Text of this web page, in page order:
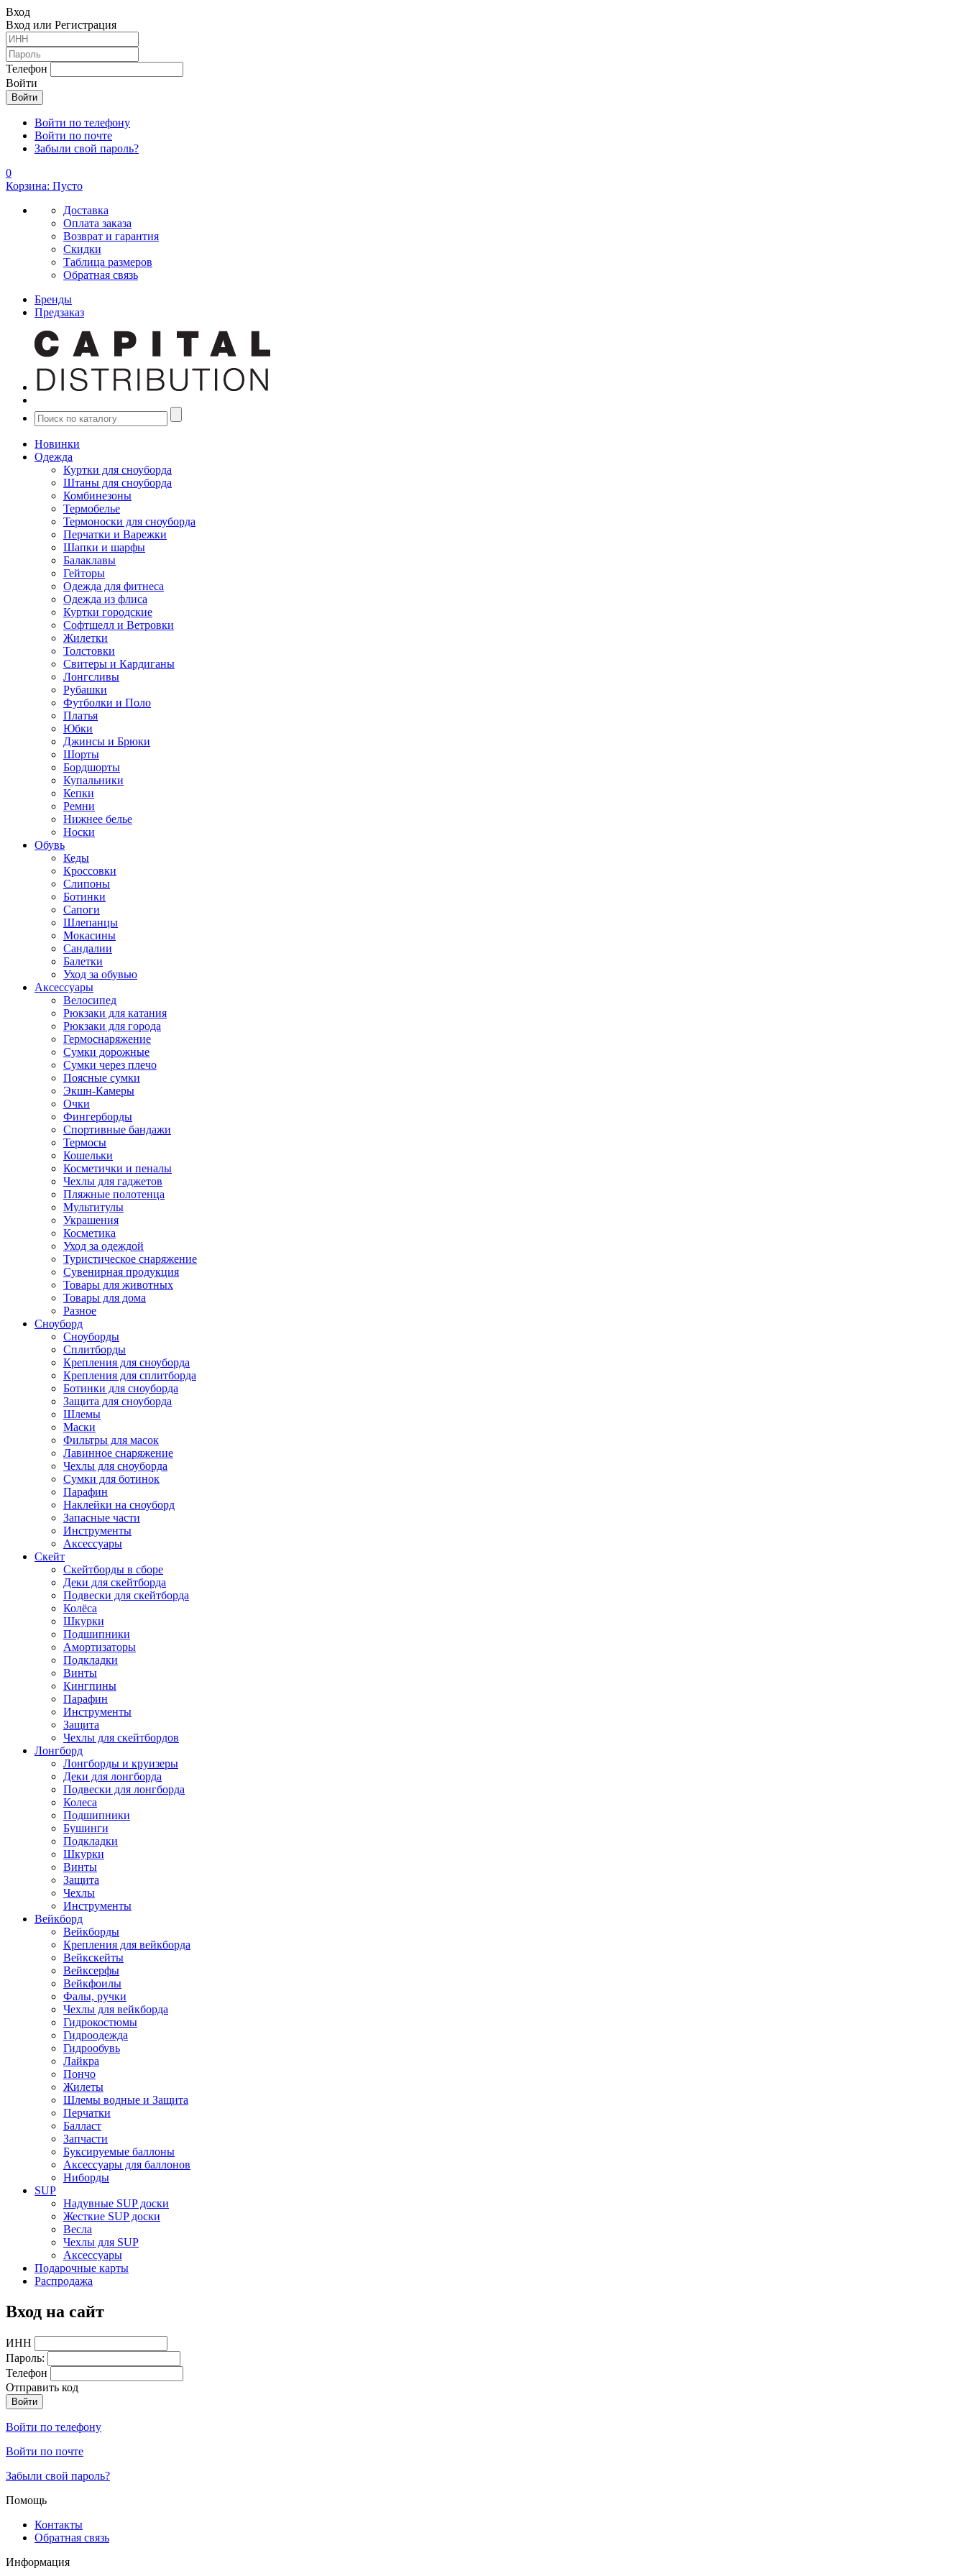
Вход
Вход или Регистрация
Телефон
Войти
Войти по телефону
Войти по почте
Забыли свой пароль?
0
Корзина: Пусто
Доставка
Оплата заказа
Возврат и гарантия
Скидки
Таблица размеров
Обратная связь
Бренды
Предзаказ
Новинки
Одежда
Куртки для сноуборда
Штаны для сноуборда
Комбинезоны
Термобелье
Термоноски для сноуборда
Перчатки и Варежки
Шапки и шарфы
Балаклавы
Гейторы
Одежда для фитнеса
Одежда из флиса
Куртки городские
Софтшелл и Ветровки
Жилетки
Толстовки
Свитеры и Кардиганы
Лонгсливы
Рубашки
Футболки и Поло
Платья
Юбки
Джинсы и Брюки
Шорты
Бордшорты
Купальники
Кепки
Ремни
Нижнее белье
Носки
Обувь
Кеды
Кроссовки
Слипоны
Ботинки
Сапоги
Шлепанцы
Мокасины
Сандалии
Балетки
Уход за обувью
Аксессуары
Велосипед
Рюкзаки для катания
Рюкзаки для города
Гермоснаряжение
Сумки дорожные
Сумки через плечо
Поясные сумки
Экшн-Камеры
Очки
Фингерборды
Спортивные бандажи
Термосы
Кошельки
Косметички и пеналы
Чехлы для гаджетов
Пляжные полотенца
Мультитулы
Украшения
Косметика
Уход за одеждой
Туристическое снаряжение
Сувенирная продукция
Товары для животных
Товары для дома
Разное
Сноуборд
Сноуборды
Сплитборды
Крепления для сноуборда
Крепления для сплитборда
Ботинки для сноуборда
Защита для сноуборда
Шлемы
Маски
Фильтры для масок
Лавинное снаряжение
Чехлы для сноуборда
Сумки для ботинок
Парафин
Наклейки на сноуборд
Запасные части
Инструменты
Аксессуары
Скейт
Скейтборды в сборе
Деки для скейтборда
Подвески для скейтборда
Колёса
Шкурки
Подшипники
Амортизаторы
Подкладки
Винты
Кингпины
Парафин
Инструменты
Защита
Чехлы для скейтбордов
Лонгборд
Лонгборды и круизеры
Деки для лонгборда
Подвески для лонгборда
Колеса
Подшипники
Бушинги
Подкладки
Шкурки
Винты
Защита
Чехлы
Инструменты
Вейкборд
Вейкборды
Крепления для вейкборда
Вейкскейты
Вейксерфы
Вейкфоилы
Фалы, ручки
Чехлы для вейкборда
Гидрокостюмы
Гидроодежда
Гидрообувь
Лайкра
Пончо
Жилеты
Шлемы водные и Защита
Перчатки
Балласт
Запчасти
Буксируемые баллоны
Аксессуары для баллонов
Ниборды
SUP
Надувные SUP доски
Жесткие SUP доски
Весла
Чехлы для SUP
Аксессуары
Подарочные карты
Распродажа
Вход на сайт
ИНН
Пароль:
Телефон
Отправить код
Войти по телефону
Войти по почте
Забыли свой пароль?
Помощь
Контакты
Обратная связь
Информация